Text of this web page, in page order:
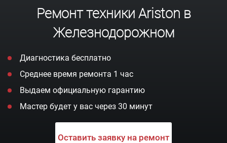
Ремонт техники Ariston в
Железнодорожном
Диагностика бесплатно
Среднее время ремонта 1 час
Выдаем официальную гарантию
Мастер будет у вас через 30 минут
Оставить заявку на ремонт